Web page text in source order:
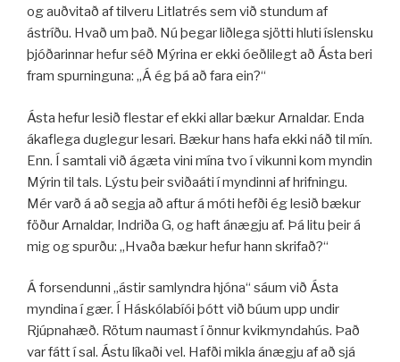
og auðvitað af tilveru Litlatrés sem við stundum af
ástríðu. Hvað um það. Nú þegar liðlega sjötti hluti íslensku
þjóðarinnar hefur séð Mýrina er ekki óeðlilegt að Ásta beri
fram spurninguna: „Á ég þá að fara ein?“
Ásta hefur lesið flestar ef ekki allar bækur Arnaldar. Enda
ákaflega duglegur lesari. Bækur hans hafa ekki náð til mín.
Enn. Í samtali við ágæta vini mína tvo í vikunni kom myndin
Mýrin til tals. Lýstu þeir sviðaáti í myndinni af hrifningu.
Mér varð á að segja að aftur á móti hefði ég lesið bækur
föður Arnaldar, Indriða G, og haft ánægju af. Þá litu þeir á
mig og spurðu: „Hvaða bækur hefur hann skrifað?“
Á forsendunni „ástir samlyndra hjóna“ sáum við Ásta
myndina í gær. Í Háskólabíói þótt við búum upp undir
Rjúpnahæð. Rötum naumast í önnur kvikmyndahús. Það
var fátt í sal. Ástu líkaði vel. Hafði mikla ánægju af að sjá